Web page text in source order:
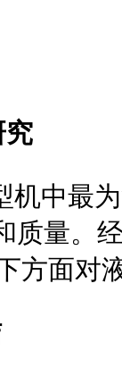
究
中最
质量。
方面对